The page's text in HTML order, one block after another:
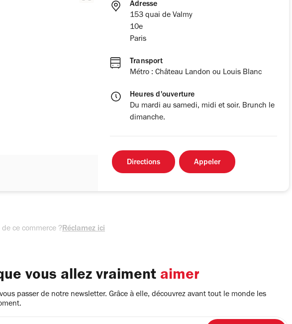
Adresse
153 quai de Valmy
10e
Paris
Transport
Métro : Château Landon ou Louis Blanc
Heures d'ouverture
Du mardi au samedi, midi et soir. Brunch le
dimanche.
Directions Appeler
ce commerce ?Réclamez ici
vous allez vraiment aimer
passer de notre newsletter. Grâce à elle, découvrez avant tout le monde les